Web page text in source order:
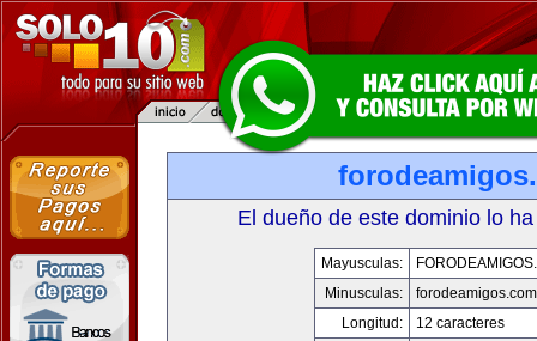
El dueño de este dominio lo
Mayusculas:
Minusculas:
forodeamigos.com
Longitud:
12 caracteres